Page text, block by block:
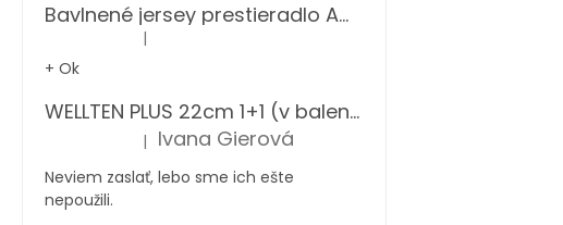
Bavlnené jersey prestieradlo Amber zelené Decoking
Hodnotenie produktu je 5 z 5 hviezdičiek.
|
+ Ok
WELLTEN PLUS 22cm 1+1 (v balení 2 ks)
Hodnotenie produktu je 5 z 5 hviezdičiek.
| Ivana Gierová
Neviem zaslať, lebo sme ich ešte
nepoužili.